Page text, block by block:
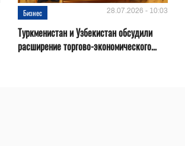
Бизнес 28.07.2026 - 10:03
Туркменистан и Узбекистан обсудили
расширение торгово-экономического...